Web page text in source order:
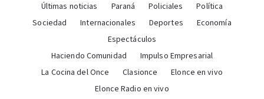
Últimas noticias Paraná Policiales
Política
Sociedad
Internacionales Deportes
Economía
Espectáculos
Haciendo Comunidad
Impulso Empresarial
La Cocina del Once
Clasionce
Elonce en vivo
Elonce Radio en vivo